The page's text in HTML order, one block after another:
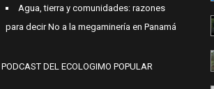
Agua, tierra y comunidades: razones
para decir No a la megaminería en Panamá
PODCAST DEL ECOLOGIMO POPULAR